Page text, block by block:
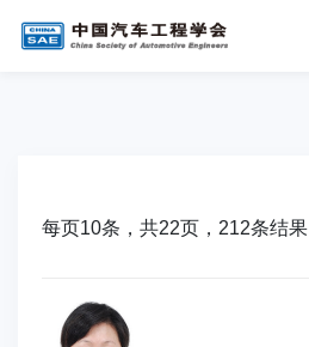
每页10条，共22页，212条结果